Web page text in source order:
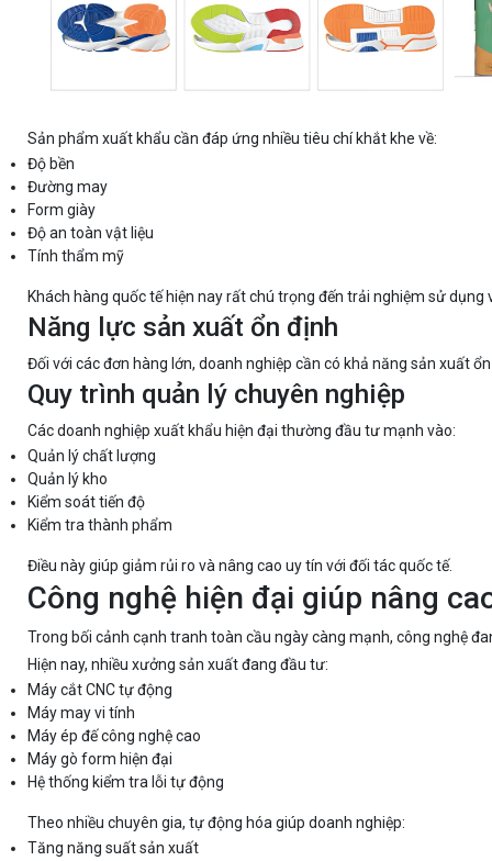
Sản phẩm xuất khẩu cần đáp ứng nhiều tiêu chí khắt khe về:
Độ bền
Đường may
Form giày
Độ an toàn vật liệu
Tính thẩm mỹ
Khách hàng quốc tế hiện nay rất chú trọng đến trải nghiệm sử
Năng lực sản xuất ổn định
Đối với các đơn hàng lớn, doanh nghiệp cần có khả năng sản xuất
Quy trình quản lý chuyên nghiệp
Các doanh nghiệp xuất khẩu hiện đại thường đầu tư mạnh vào:
Quản lý chất lượng
Quản lý kho
Kiểm soát tiến độ
Kiểm tra thành phẩm
Điều này giúp giảm rủi ro và nâng cao uy tín với đối tác quốc tế.
Công nghệ hiện đại giúp nâng
Trong bối cảnh cạnh tranh toàn cầu ngày càng mạnh, công nghệ
Hiện nay, nhiều xưởng sản xuất đang đầu tư:
Máy cắt CNC tự động
Máy may vi tính
Máy ép đế công nghệ cao
Máy gò form hiện đại
Hệ thống kiểm tra lỗi tự động
Theo nhiều chuyên gia, tự động hóa giúp doanh nghiệp:
Tăng năng suất sản xuất